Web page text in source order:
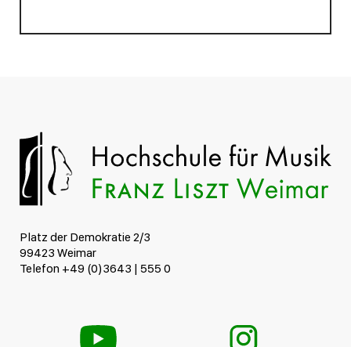
Platz der Demokratie 2/3
99423 Weimar
Telefon +49 (0)3643 | 555 0